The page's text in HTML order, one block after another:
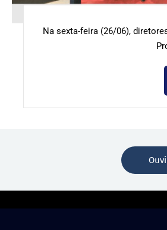
Na sexta-feira (26/06),